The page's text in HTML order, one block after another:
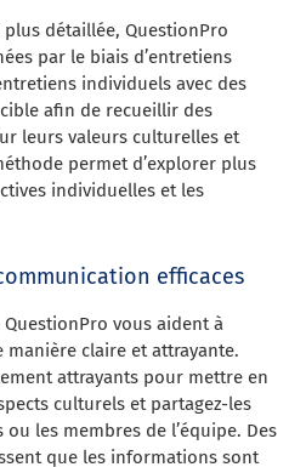
détaillée, QuestionPro
par le biais d’entretiens
individuels avec des
afin de recueillir des
leurs valeurs culturelles et
permet d’explorer plus
individuelles et les
efficaces
vous aident à
claire et attrayante.
attrayants pour mettre en
culturels et partagez-les
les membres de l’équipe. Des
que les informations sont